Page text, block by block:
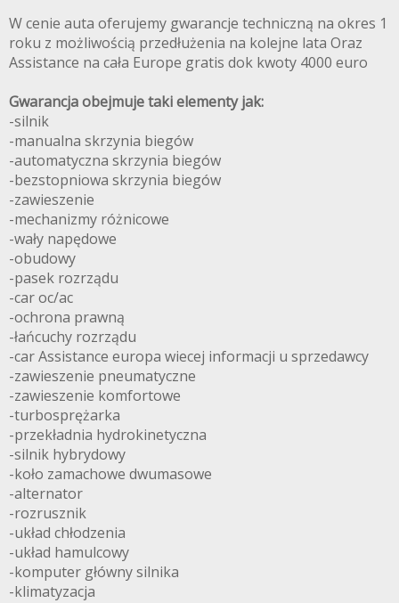
W cenie auta oferujemy gwarancje techniczną na okres 1
roku z możliwością przedłużenia na kolejne lata Oraz
Assistance na cała Europe gratis dok kwoty 4000 euro
Gwarancja obejmuje taki elementy jak:
-silnik
-manualna skrzynia biegów
-automatyczna skrzynia biegów
-bezstopniowa skrzynia biegów
-zawieszenie
-mechanizmy różnicowe
-wały napędowe
-obudowy
-pasek rozrządu
-car oc/ac
-ochrona prawną
-łańcuchy rozrządu
-car Assistance europa wiecej informacji u sprzedawcy
-zawieszenie pneumatyczne
-zawieszenie komfortowe
-turbosprężarka
-przekładnia hydrokinetyczna
-silnik hybrydowy
-koło zamachowe dwumasowe
-alternator
-rozrusznik
-układ chłodzenia
-układ hamulcowy
-komputer główny silnika
-klimatyzacja